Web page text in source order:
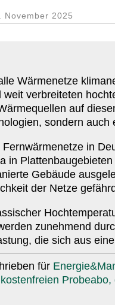
November 2025
Wärme­netze
weit verbrei­teten
auf
sondern
in
in
Gebäude
der Netze
zunehmend
die sich aus
für Energie&
kosten­freien